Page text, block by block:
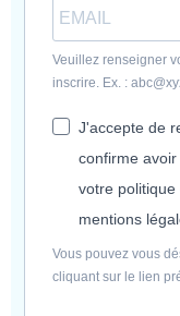
Veuillez renseigner
inscrire. Ex. :
J'accepte de
confirme
votre
mentions
Vous pouvez vous
cliquant sur le lien